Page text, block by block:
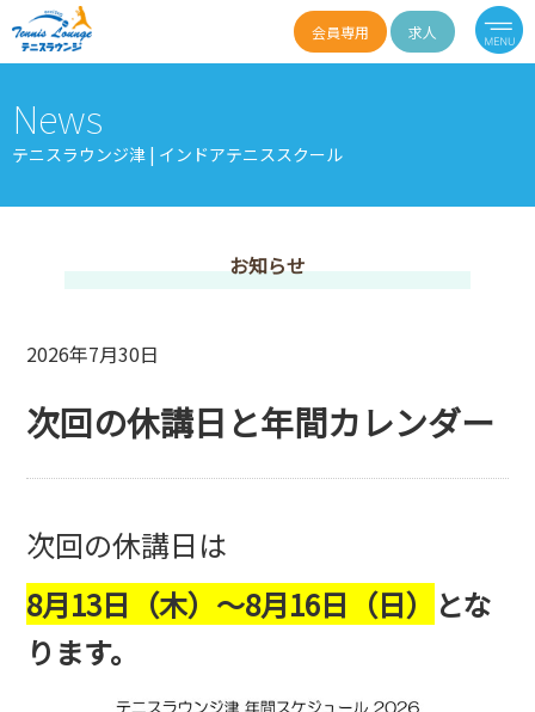
会員専用 求人
News
テニスラウンジ津 | インドアテニススクール
お知らせ
2026年7月30日
次回の休講日と年間カレンダー
次回の休講日は
8月13日（木）～8月16日（日） とな
ります。